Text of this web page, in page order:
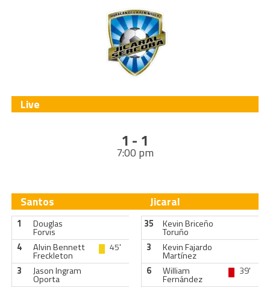
Live
1 - 1
7:00 pm
Santos
1 Douglas
Forvis
4
Alvin Bennett
Freckleton
45'
3
Jason Ingram
Oporta
Jicaral
35 Kevin Briceño
Toruño
3
Kevin Fajardo
Martínez
6
William
Fernández
39'